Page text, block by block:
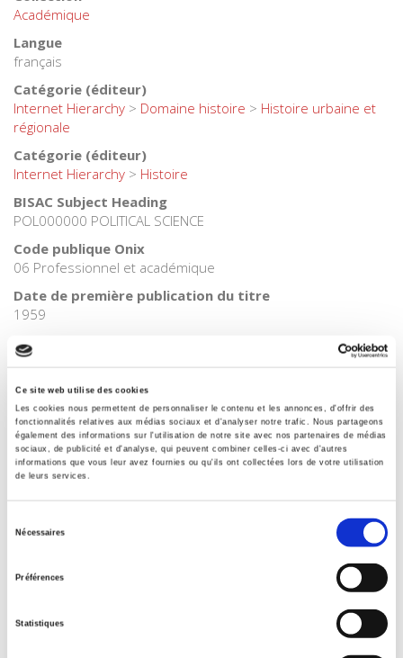
Ce site web utilise des cookies
Les cookies nous permettent de personnaliser le contenu et les annonces, d'offrir des
fonctionnalités relatives aux médias sociaux et d'analyser notre trafic. Nous partageons
également des informations sur l'utilisation de notre site avec nos partenaires de médias
sociaux, de publicité et d'analyse, qui peuvent combiner celles-ci avec d'autres
informations que vous leur avez fournies ou qu'ils ont collectées lors de votre utilisation
de leurs services.
Nécessaires
Préférences
Statistiques
Académique
Langue
français
Catégorie (éditeur)
Internet Hierarchy > Domaine histoire > Histoire urbaine et
régionale
Catégorie (éditeur)
Internet Hierarchy > Histoire
BISAC Subject Heading
POL000000 POLITICAL SCIENCE
Code publique Onix
06 Professionnel et académique
Date de première publication du titre
1959
Code Identifiant de classement sujet
Classification thématique Thema: Politique et gouvernement
Titresliés
Salariés en justice
Parents en quête de droits